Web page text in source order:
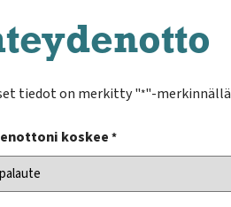
tiedot on merkitty "*"-merkinnällä
koskee *